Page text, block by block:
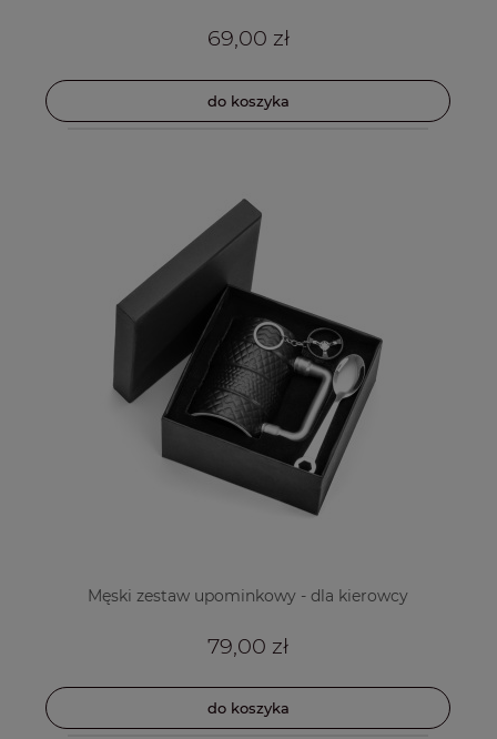
69,00 zł
do koszyka
Męski zestaw upominkowy - dla kierowcy
79,00 zł
do koszyka